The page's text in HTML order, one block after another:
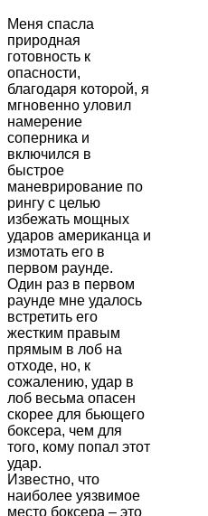
Меня спасла
природная
готовность к
опасности,
благодаря которой, я
мгновенно уловил
намерение
соперника и
включился в
быстрое
маневрирование по
рингу с целью
избежать мощных
ударов американца и
измотать его в
первом раунде.
Один раз в первом
раунде мне удалось
встретить его
жестким правым
прямым в лоб на
отходе, но, к
сожалению, удар в
лоб весьма опасен
скорее для бьющего
боксера, чем для
того, кому попал этот
удар.
Известно, что
наиболее уязвимое
место боксера – это